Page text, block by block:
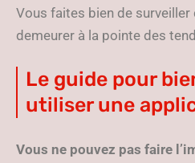
Vous faites bien de
demeurer à la pointe des
Le guide pour
utiliser une
Vous ne pouvez pas faire